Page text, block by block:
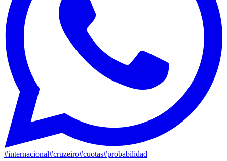
#internacional#cruzeiro#cuotas#probabilidad